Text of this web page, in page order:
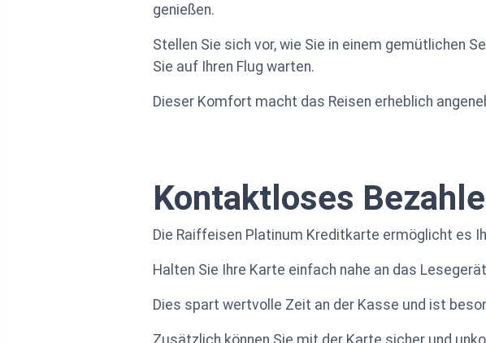
genießen.
Stellen Sie sich vor, wie Sie in einem gemütlichen
Sie auf Ihren Flug warten.
Dieser Komfort macht das Reisen erheblich
Kontaktloses
Die Raiffeisen Platinum Kreditkarte ermöglicht es
Halten Sie Ihre Karte einfach nahe an das
Dies spart wertvolle Zeit an der Kasse und ist
Zusätzlich können Sie mit der Karte sicher und